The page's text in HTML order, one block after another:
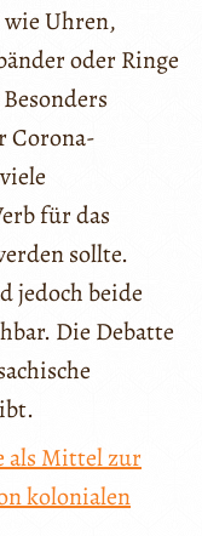
wie Uhren,
oder Ringe
Corona-
für das
sollte.
jedoch beide
Die Debatte
als Mittel zur
kolonialen